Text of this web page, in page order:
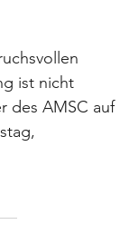
ist nicht
des AMSC auf